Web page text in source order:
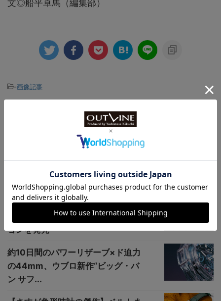
文◎船平卓馬（編集部）
-画像記事
【新作時計ニュース】“ダボサ”が、
人気シリーズのリミテッドエディシ
ョンを発売
約10日間のパワーリザーブ×ド迫力
の44mm、ウブロ新作“ビッグ・バ
ン サフ...